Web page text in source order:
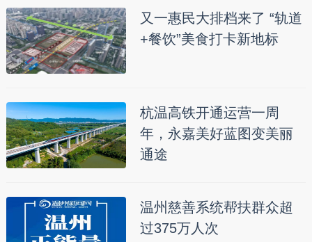
又一惠民大排档来了 “轨道
+餐饮”美食打卡新地标
杭温高铁开通运营一周
年，永嘉美好蓝图变美丽
通途
温州慈善系统帮扶群众超
过375万人次